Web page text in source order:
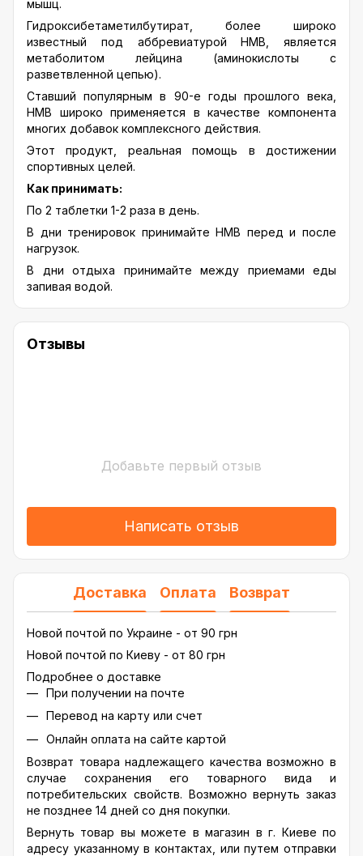
мышц.
Гидроксибетаметилбутират, более широко
известный под аббревиатурой HMB, является
метаболитом лейцина (аминокислоты с
разветвленной цепью).
Ставший популярным в 90-е годы прошлого века,
HMB широко применяется в качестве компонента
многих добавок комплексного действия.
Этот продукт, реальная помощь в достижении
спортивных целей.
Как принимать:
По 2 таблетки 1-2 раза в день.
В дни тренировок принимайте HMB перед и после
нагрузок.
В дни отдыха принимайте между приемами еды
запивая водой.
Отзывы
Добавьте первый отзыв
Написать отзыв
Доставка Оплата Возврат
Новой почтой по Украине - от 90 грн
Новой почтой по Киеву - от 80 грн
Подробнее о доставке
При получении на почте
Перевод на карту или счет
Онлайн оплата на сайте картой
Возврат товара надлежащего качества возможно в
случае сохранения его товарного вида и
потребительских свойств. Возможно вернуть заказ
не позднее 14 дней со дня покупки.
Вернуть товар вы можете в магазин в г. Киеве по
адресу указанному в контактах, или путем отправки